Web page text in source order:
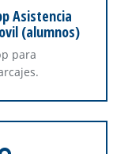
Asistencia
(alumnos)
para